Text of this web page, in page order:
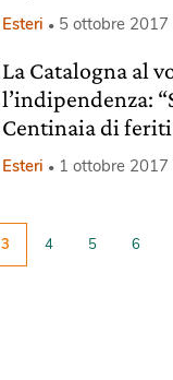
Esteri 5 ottobre 2017
La Catalogna al
l’indipendenza:
Centinaia di feriti
Esteri 1 ottobre 2017
3 4 5 6